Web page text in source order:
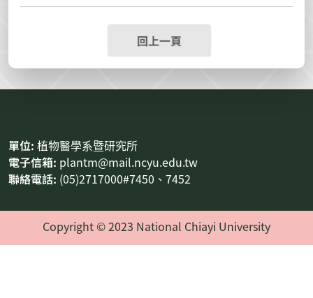
回上一頁
單位: 植物醫學系暨研究所
電子信箱: plantm@mail.ncyu.edu.tw
聯絡電話: (05)2717000#7450、7452
Copyright © 2023 National Chiayi University